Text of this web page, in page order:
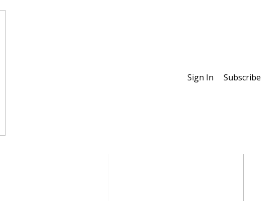
Sign In Subscribe